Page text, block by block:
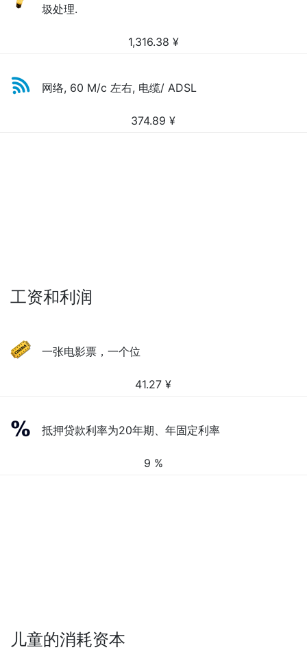
圾处理.
1,316.38 ¥
网络, 60 M/c 左右, 电缆/ ADSL
374.89 ¥
工资和利润
一张电影票，一个位
41.27 ¥
抵押贷款利率为20年期、年固定利率
9 %
儿童的消耗资本